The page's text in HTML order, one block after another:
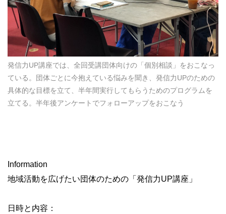
発信力UP講座では、全回受講団体向けの「個別相談」をおこなっ
ている。団体ごとに今抱えている悩みを聞き、発信力UPのための
具体的な目標を立て、半年間実行してもらうためのプログラムを
立てる。半年後アンケートでフォローアップをおこなう
Information
地域活動を広げたい団体のための「発信力UP講座」
日時と内容：